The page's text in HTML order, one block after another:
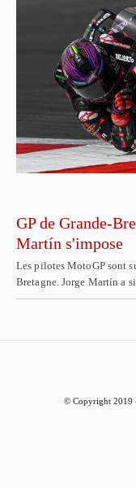
GP de Grande-
Martín s'impose
Les pilotes MotoGP sont
Bretagne. Jorge Martín a
© Copyright 2019